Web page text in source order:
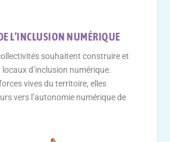
L’INCLUSION NUMÉRIQUE
souhaitent construire et
d’inclusion numérique.
vives du territoire, elles
vers l’autonomie numérique de